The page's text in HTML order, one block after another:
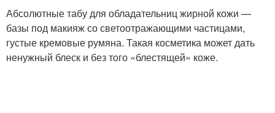
Абсолютные табу для обладательниц жирной кожи —
базы под макияж со светоотражающими частицами,
густые кремовые румяна. Такая косметика может дать
ненужный блеск и без того «блестящей» коже.